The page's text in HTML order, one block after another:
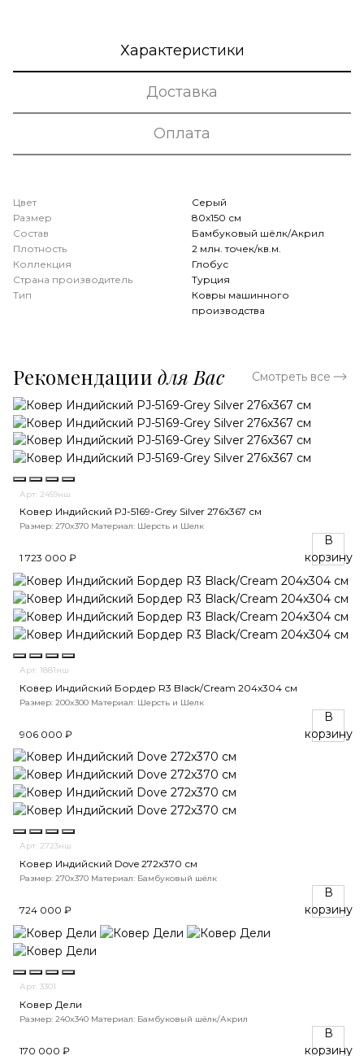
Характеристики
Доставка
Оплата
Цвет
Серый
Размер
80x150 см
Состав
Бамбуковый шёлк/Акрил
Плотность
2 млн. точек/кв.м.
Коллекция
Глобус
Страна производитель
Турция
Тип
Ковры машинного
производства
Рекомендации для Вас Смотреть все
Арт. 2459нш
Ковер Индийский PJ-5169-Grey Silver 276x367 см
Размер: 270x370 Материал: Шерсть и Шелк
1 723 000 ₽
В
корзину
Арт. 1881нш
Ковер Индийский Бордер R3 Black/Cream 204x304 см
Размер: 200x300 Материал: Шерсть и Шелк
906 000 ₽
В
корзину
Арт. 2723нш
Ковер Индийский Dove 272x370 см
Размер: 270x370 Материал: Бамбуковый шёлк
724 000 ₽
В
корзину
Арт. 3301
Ковер Дели
Размер: 240x340 Материал: Бамбуковый шёлк/Акрил
170 000 ₽
В
корзину